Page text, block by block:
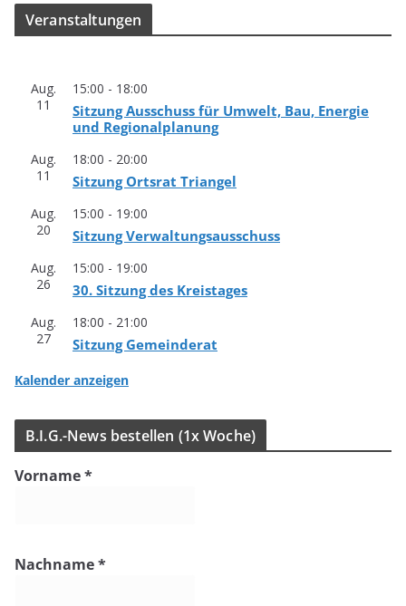
Ver­an­stal­tun­gen
Aug.
11
15:00 - 18:00
Sit­zung Aus­schuss für Umwelt, Bau, Ener­gie
und Regionalplanung
Aug.
11
18:00 - 20:00
Sit­zung Orts­rat Triangel
Aug.
20
15:00 - 19:00
Sit­zung Verwaltungsausschuss
Aug.
26
15:00 - 19:00
30. Sit­zung des Kreistages
Aug.
27
18:00 - 21:00
Sit­zung Gemeinderat
Kalender anzeigen
B.I.G.-News bestel­len (1x Woche)
Vorname*
Nachname*